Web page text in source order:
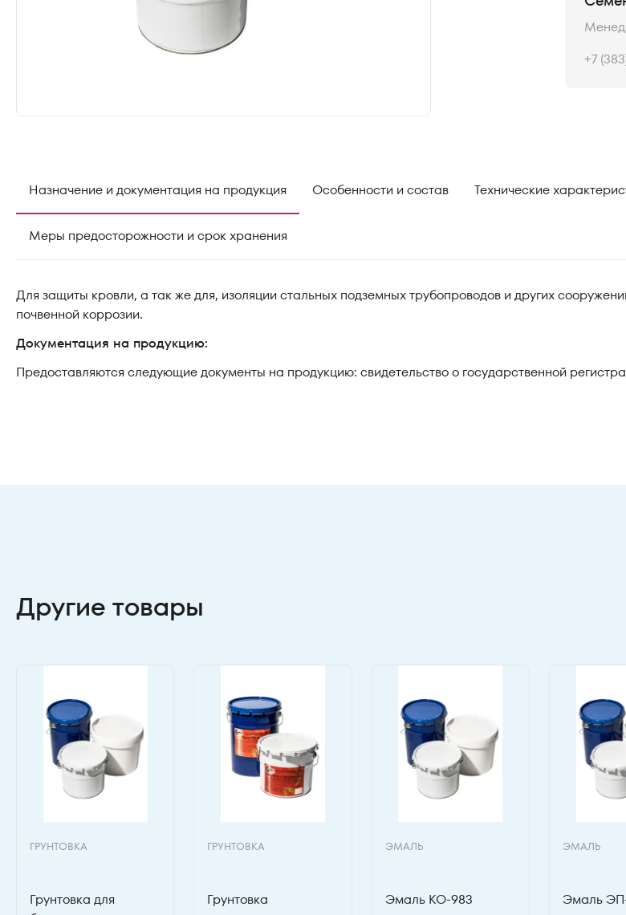
+7
Назначение и документация на продукция Особенности и состав Технические
Меры предосторожности и срок хранения
Для защиты кровли, а так же для, изоляции стальных подземных трубопроводов и других
почвенной коррозии.
Документация на продукцию:
Предоставляются следующие документы на продукцию: свидетельство о государственной
Другие товары
ГРУНТОВКА
Грунтовка для
ГРУНТОВКА
Грунтовка
ЭМАЛЬ
Эмаль КО-983
ЭМАЛЬ
Эмаль ЭП-